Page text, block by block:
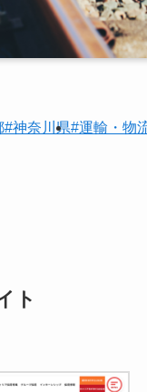
#神奈川県#運輸・物
ト